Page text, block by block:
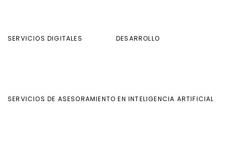
SERVICIOS DIGITALES DESARROLLO
SERVICIOS DE ASESORAMIENTO EN INTELIGENCIA ARTIFICIAL